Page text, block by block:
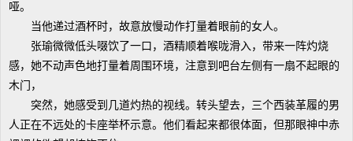
哑。
当他递过酒杯时，故意放慢动作打量着眼前的女人。
张瑜微微低头啜饮了一口，酒精顺着喉咙滑入，带来一阵灼烧
感，她不动声色地打量着周围环境，注意到吧台左侧有一扇不起眼的
木门，
突然，她感受到几道灼热的视线。转头望去，三个西装革履的男
人正在不远处的卡座举杯示意。他们看起来都很体面，但那眼神中赤